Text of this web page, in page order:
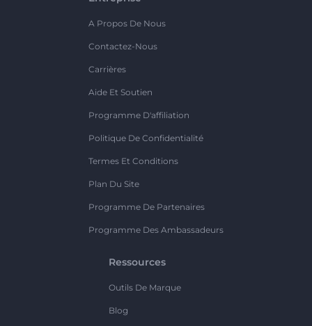
A Propos De Nous
Contactez-Nous
Carrières
Aide Et Soutien
Programme D'affiliation
Politique De Confidentialité
Termes Et Conditions
Plan Du Site
Programme De Partenaires
Programme Des Ambassadeurs
Ressources
Outils De Marque
Blog